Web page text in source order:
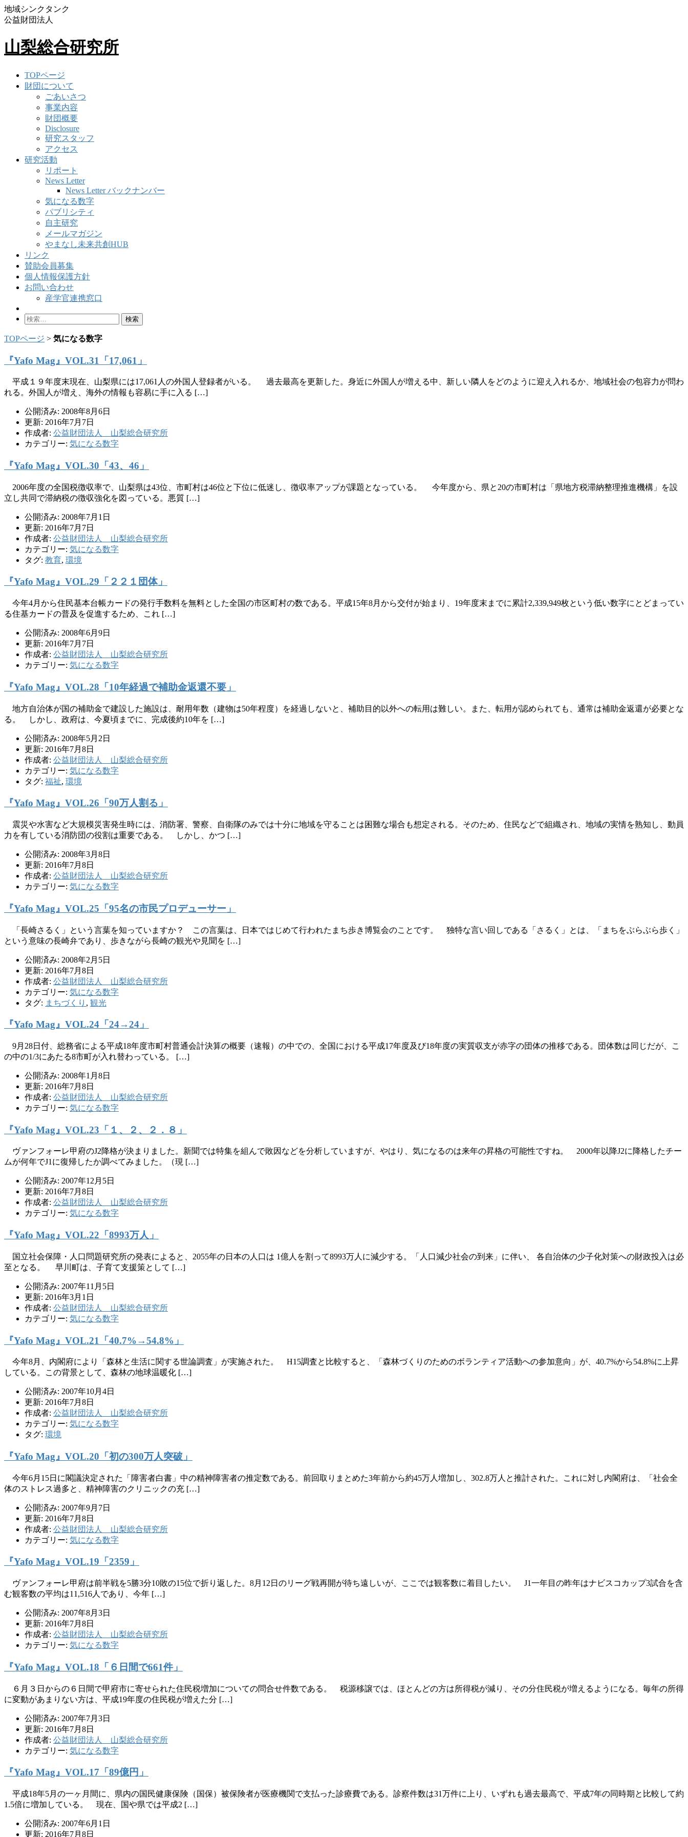
地域シンクタンク
公益財団法人
山梨総合研究所
TOPページ
財団について
ごあいさつ
事業内容
財団概要
Disclosure
研究スタッフ
アクセス
研究活動
リポート
News Letter
News Letter バックナンバー
気になる数字
パブリシティ
自主研究
メールマガジン
やまなし未来共創HUB
リンク
賛助会員募集
個人情報保護方針
お問い合わせ
産学官連携窓口
検
TOPページ > 気になる数字
『Yafo Mag』VOL.31「17,061」
平成１９年度末現在、山梨県には17,061人の外国人登録者がいる。 過去最高を更新した。身近に外国人が増える中、新しい隣人をどのように迎え入れるか、地域社会の包容力が問わ
れる。外国人が増え、海外の情報も容易に手に入る […]
公開済み: 2008年8月6日
更新: 2016年7月7日
作成者: 公益財団法人 山梨総合研究所
カテゴリー: 気になる数字
『Yafo Mag』VOL.30「43、46」
2006年度の全国税徴収率で、山梨県は43位、市町村は46位と下位に低迷し、徴収率アップが課題となっている。 今年度から、県と20の市町村は「県地方税滞納整理推進機構」を設
立し共同で滞納税の徴収強化を図っている。悪質 […]
公開済み: 2008年7月1日
更新: 2016年7月7日
作成者: 公益財団法人 山梨総合研究所
カテゴリー: 気になる数字
タグ: 教育, 環境
『Yafo Mag』VOL.29「２２１団体」
今年4月から住民基本台帳カードの発行手数料を無料とした全国の市区町村の数である。平成15年8月から交付が始まり、19年度末までに累計2,339,949枚という低い数字にとどまってい
る住基カードの普及を促進するため、これ […]
公開済み: 2008年6月9日
更新: 2016年7月7日
作成者: 公益財団法人 山梨総合研究所
カテゴリー: 気になる数字
『Yafo Mag』VOL.28「10年経過で補助金返還不要」
地方自治体が国の補助金で建設した施設は、耐用年数（建物は50年程度）を経過しないと、補助目的以外への転用は難しい。また、転用が認められても、通常は補助金返還が必要とな
る。 しかし、政府は、今夏頃までに、完成後約10年を […]
公開済み: 2008年5月2日
更新: 2016年7月8日
作成者: 公益財団法人 山梨総合研究所
カテゴリー: 気になる数字
タグ: 福祉, 環境
『Yafo Mag』VOL.26「90万人割る」
震災や水害など大規模災害発生時には、消防署、警察、自衛隊のみでは十分に地域を守ることは困難な場合も想定される。そのため、住民などで組織され、地域の実情を熟知し、動員
力を有している消防団の役割は重要である。 しかし、かつ […]
公開済み: 2008年3月8日
更新: 2016年7月8日
作成者: 公益財団法人 山梨総合研究所
カテゴリー: 気になる数字
『Yafo Mag』VOL.25「95名の市民プロデューサー」
「長崎さるく」という言葉を知っていますか？ この言葉は、日本ではじめて行われたまち歩き博覧会のことです。 独特な言い回しである「さるく」とは、「まちをぶらぶら歩く」
という意味の長崎弁であり、歩きながら長崎の観光や見聞を […]
公開済み: 2008年2月5日
更新: 2016年7月8日
作成者: 公益財団法人 山梨総合研究所
カテゴリー: 気になる数字
タグ: まちづくり , 観光
『Yafo Mag』VOL.24「24→24」
9月28日付、総務省による平成18年度市町村普通会計決算の概要（速報）の中での、全国における平成17年度及び18年度の実質収支が赤字の団体の推移である。団体数は同じだが、こ
の中の1/3にあたる8市町が入れ替わっている。 […]
公開済み: 2008年1月8日
更新: 2016年7月8日
作成者: 公益財団法人 山梨総合研究所
カテゴリー: 気になる数字
『Yafo Mag』VOL.23「１、２、２．８」
ヴァンフォーレ甲府のJ2降格が決まりました。新聞では特集を組んで敗因などを分析していますが、やはり、気になるのは来年の昇格の可能性ですね。 2000年以降J2に降格したチー
ムが何年でJ1に復帰したか調べてみました。（現 […]
公開済み: 2007年12月5日
更新: 2016年7月8日
作成者: 公益財団法人 山梨総合研究所
カテゴリー: 気になる数字
『Yafo Mag』VOL.22「8993万人」
国立社会保障・人口問題研究所の発表によると、2055年の日本の人口は 1億人を割って8993万人に減少する。「人口減少社会の到来」に伴い、 各自治体の少子化対策への財政投入は必
至となる。 早川町は、子育て支援策として […]
公開済み: 2007年11月5日
更新: 2016年3月1日
作成者: 公益財団法人 山梨総合研究所
カテゴリー: 気になる数字
『Yafo Mag』VOL.21「40.7%→54.8%」
今年8月、内閣府により「森林と生活に関する世論調査」が実施された。 H15調査と比較すると、「森林づくりのためのボランティア活動への参加意向」が、40.7%から54.8%に上昇
している。この背景として、森林の地球温暖化 […]
公開済み: 2007年10月4日
更新: 2016年7月8日
作成者: 公益財団法人 山梨総合研究所
カテゴリー: 気になる数字
タグ: 環境
『Yafo Mag』VOL.20「初の300万人突破」
今年6月15日に閣議決定された「障害者白書」中の精神障害者の推定数である。前回取りまとめた3年前から約45万人増加し、302.8万人と推計された。これに対し内閣府は、「社会全
体のストレス過多と、精神障害のクリニックの充 […]
公開済み: 2007年9月7日
更新: 2016年7月8日
作成者: 公益財団法人 山梨総合研究所
カテゴリー: 気になる数字
『Yafo Mag』VOL.19「2359」
ヴァンフォーレ甲府は前半戦を5勝3分10敗の15位で折り返した。8月12日のリーグ戦再開が待ち遠しいが、ここでは観客数に着目したい。 J1一年目の昨年はナビスコカップ3試合を含
む観客数の平均は11,516人であり、今年 […]
公開済み: 2007年8月3日
更新: 2016年7月8日
作成者: 公益財団法人 山梨総合研究所
カテゴリー: 気になる数字
『Yafo Mag』VOL.18「６日間で661件」
６月３日からの６日間で甲府市に寄せられた住民税増加についての問合せ件数である。 税源移譲では、ほとんどの方は所得税が減り、その分住民税が増えるようになる。毎年の所得
に変動があまりない方は、平成19年度の住民税が増えた分 […]
公開済み: 2007年7月3日
更新: 2016年7月8日
作成者: 公益財団法人 山梨総合研究所
カテゴリー: 気になる数字
『Yafo Mag』VOL.17「89億円」
平成18年5月の一ヶ月間に、県内の国民健康保険（国保）被保険者が医療機関で支払った診療費である。診察件数は31万件に上り、いずれも過去最高で、平成7年の同時期と比較して約
1.5倍に増加している。 現在、国や県では平成2 […]
公開済み: 2007年6月1日
更新: 2016年7月8日